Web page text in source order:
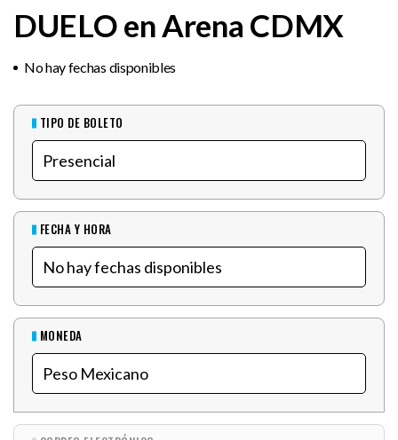
DUELO en Arena CDMX
No hay fechas disponibles
TIPO DE BOLETO
FECHA Y HORA
MONEDA